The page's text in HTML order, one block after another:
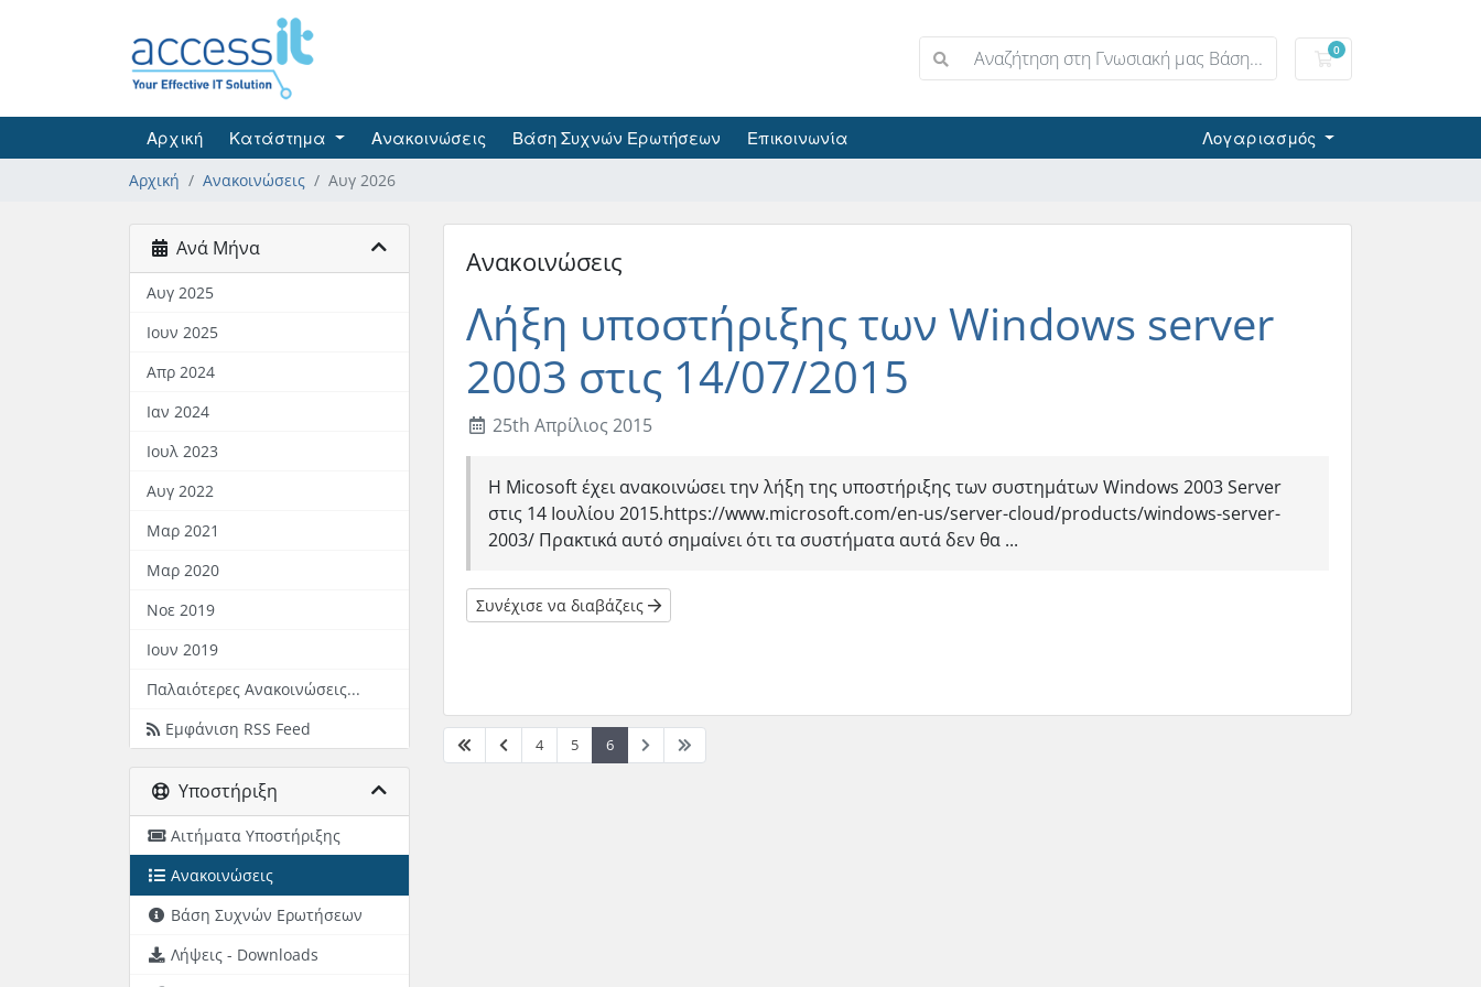
0
Καλάθι αγορών
Αρχική Κατάστημα Ανακοινώσεις Βάση Συχνών Ερωτήσεων Επικοινωνία Λογαριασμός
Αρχική Ανακοινώσεις Αυγ 2026
Ανά Μήνα
Αυγ 2025
Ιουν 2025
Απρ 2024
Ιαν 2024
Ιουλ 2023
Αυγ 2022
Μαρ 2021
Μαρ 2020
Νοε 2019
Ιουν 2019
Παλαιότερες Ανακοινώσεις...
Εμφάνιση RSS Feed
Υποστήριξη
Αιτήματα Υποστήριξης
Ανακοινώσεις
Βάση Συχνών Ερωτήσεων
Λήψεις - Downloads
Ανακοινώσεις
Λήξη υποστήριξης των Windows server
2003 στις 14/07/2015
25th Απρίλιος 2015
Η Micosoft έχει ανακοινώσει την λήξη της υποστήριξης των συστημάτων Windows 2003 Server
στις 14 Ιουλίου 2015.https://www.microsoft.com/en-us/server-cloud/products/windows-server-
2003/ Πρακτικά αυτό σημαίνει ότι τα συστήματα αυτά δεν θα ...
Συνέχισε να διαβάζεις
4 5 6